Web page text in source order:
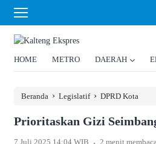
HOME METRO DAERAH
Beranda › Legislatif › DPRD Kota
Prioritaskan Gizi
7 Juli 2025 14:04 WIB . 2 menit